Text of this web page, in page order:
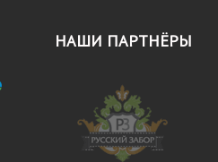
НАШИ ПАРТНЁРЫ